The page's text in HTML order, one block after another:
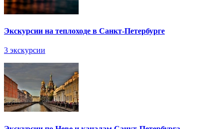
Экскурсии на теплоходе в Санкт-Петербурге
3 экскурсии